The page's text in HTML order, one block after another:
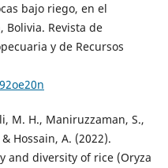
bajo riego, en el
Bolivia. Revista de
y de Recursos
M. H., Maniruzzaman, S.,
Hossain, A. (2022).
and diversity of rice (Oryza